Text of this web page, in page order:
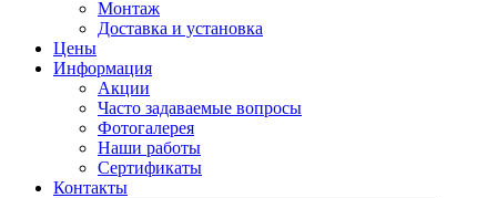
Монтаж
Доставка и установка
Цены
Информация
Акции
Часто задаваемые вопросы
Фотогалерея
Наши работы
Сертификаты
Контакты